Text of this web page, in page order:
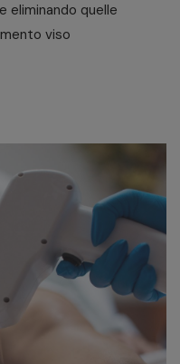
eliminando quelle
viso